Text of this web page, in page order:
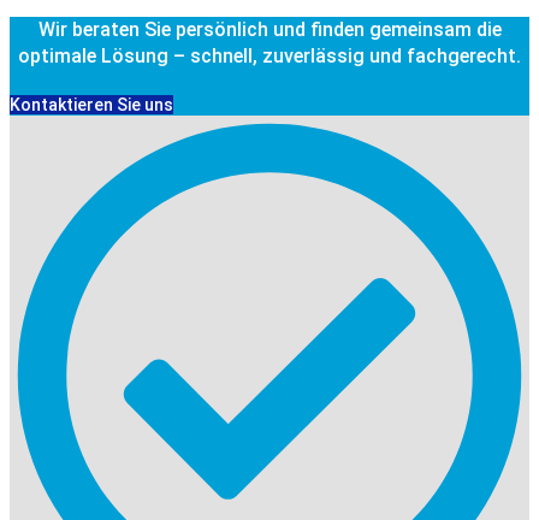
Wir beraten Sie persönlich und finden gemeinsam die
optimale Lösung – schnell, zuverlässig und fachgerecht.
Kontaktieren Sie uns